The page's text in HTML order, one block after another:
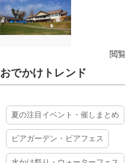
閲
おでかけトレンド
夏の注目イベント・催しまとめ
ビアガーデン・ビアフェス